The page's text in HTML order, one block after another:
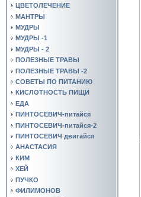
ЦВЕТОЛЕЧЕНИЕ
МАНТРЫ
МУДРЫ
МУДРЫ -1
МУДРЫ - 2
ПОЛЕЗНЫЕ ТРАВЫ
ПОЛЕЗНЫЕ ТРАВЫ -2
СОВЕТЫ ПО ПИТАНИЮ
КИСЛОТНОСТЬ ПИЩИ
ЕДА
ПИНТОСЕВИЧ-питайся
ПИНТОСЕВИЧ-питайся-2
ПИНТОСЕВИЧ двигайся
АНАСТАСИЯ
КИМ
ХЕЙ
ПУЧКО
ФИЛИМОНОВ